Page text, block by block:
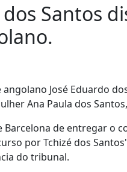
Santos
José Eduardo
Ana Paula dos
de entregar o
por Tchizé dos
do tribunal.